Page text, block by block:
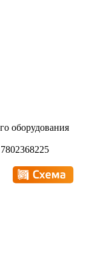
оборудования